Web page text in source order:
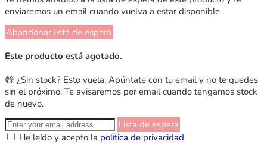
enviaremos un email cuando vuelva a estar disponible.
Abandonar lista de espera
Este producto está agotado.
😅 ¿Sin stock? Esto vuela. Apúntate con tu email y no te quedes
sin el próximo. Te avisaremos por email cuando tengamos stock
de nuevo.
Lista de espera
He leído y acepto la política de privacidad